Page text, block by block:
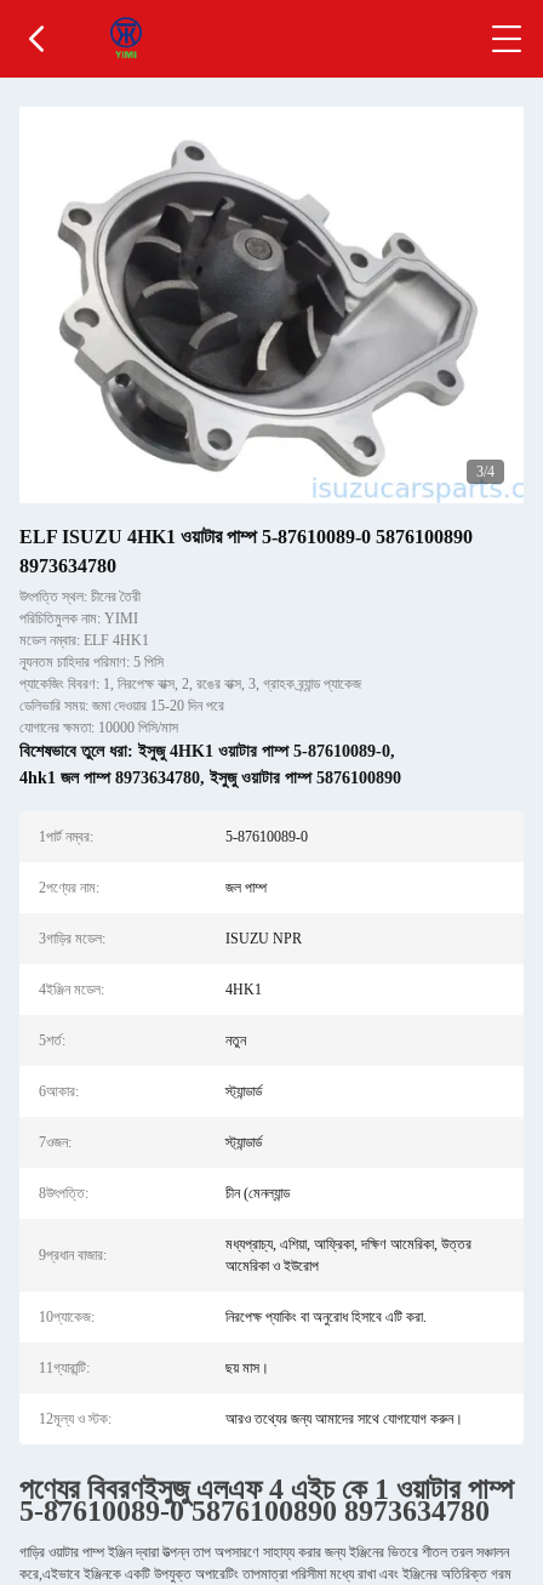
3/4
ELF ISUZU 4HK1 ওয়াটার পাম্প 5-87610089-0 5876100890
8973634780
উৎপত্তি স্থল: চীনের তৈরী
পরিচিতিমুলক নাম: YIMI
মডেল নম্বার: ELF 4HK1
ন্যূনতম চাহিদার পরিমাণ: 5 পিসি
প্যাকেজিং বিবরণ: 1, নিরপেক্ষ বাক্স, 2, রঙের বাক্স, 3, গ্রাহক ব্র্যান্ড প্যাকেজ
ডেলিভারি সময়: জমা দেওয়ার 15-20 দিন পরে
যোগানের ক্ষমতা: 10000 পিসি/মাস
বিশেষভাবে তুলে ধরা: ইসুজু 4HK1 ওয়াটার পাম্প 5-87610089-0,
4hk1 জল পাম্প 8973634780, ইসুজু ওয়াটার পাম্প 5876100890
1পার্ট নম্বর: 5-87610089-0
2পণ্যের নাম: জল পাম্প
3গাড়ির মডেল: ISUZU NPR
4ইঞ্জিন মডেল: 4HK1
5শর্ত: নতুন
6আকার: স্ট্যান্ডার্ড
7ওজন: স্ট্যান্ডার্ড
8উৎপত্তি: চীন (মেনল্যান্ড
9প্রধান বাজার:
মধ্যপ্রাচ্য, এশিয়া, আফ্রিকা, দক্ষিণ আমেরিকা, উত্তর
আমেরিকা ও ইউরোপ
10প্যাকেজ: নিরপেক্ষ প্যাকিং বা অনুরোধ হিসাবে এটি করা.
11গ্যারান্টি: ছয় মাস।
12মূল্য ও স্টক: আরও তথ্যের জন্য আমাদের সাথে যোগাযোগ করুন।
পণ্যের বিবরণইসুজু এলএফ 4 এইচ কে 1 ওয়াটার পাম্প
5-87610089-0 5876100890 8973634780
গাড়ির ওয়াটার পাম্প ইঞ্জিন দ্বারা উত্পন্ন তাপ অপসারণে সাহায্য করার জন্য ইঞ্জিনের ভিতরে শীতল তরল সঞ্চালন
করে,এইভাবে ইঞ্জিনকে একটি উপযুক্ত অপারেটিং তাপমাত্রা পরিসীমা মধ্যে রাখা এবং ইঞ্জিনের অতিরিক্ত গরম